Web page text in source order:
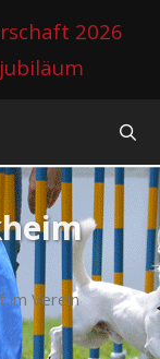
2026
im Verein